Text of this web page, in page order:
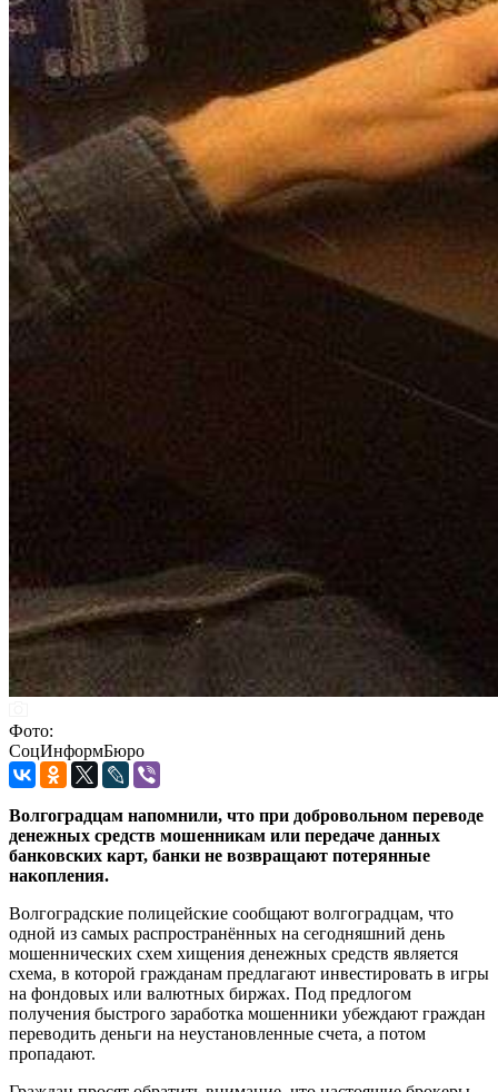
Фото:
СоцИнформБюро
Волгоградцам напомнили, что при добровольном переводе
денежных средств мошенникам или передаче данных
банковских карт, банки не возвращают потерянные
накопления.
Волгоградские полицейские сообщают волгоградцам, что
одной из самых распространённых на сегодняшний день
мошеннических схем хищения денежных средств является
схема, в которой гражданам предлагают инвестировать в игры
на фондовых или валютных биржах. Под предлогом
получения быстрого заработка мошенники убеждают граждан
переводить деньги на неустановленные счета, а потом
пропадают.